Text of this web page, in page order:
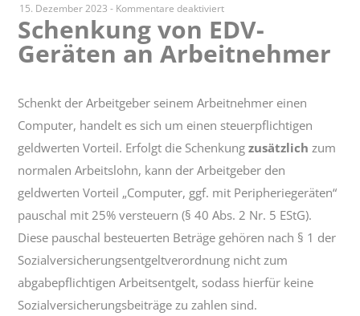
15. Dezember 2023 - Kommentare deaktiviertfür
Schenkung
von
EDV-
an
Arbeitnehmer
Schenkung von EDV-
Geräten an Arbeitnehmer
Schenkt der Arbeitgeber seinem Arbeitnehmer einen
Computer, handelt es sich um einen steuerpflichtigen
geldwerten Vorteil. Erfolgt die Schenkungzusätzlich zum
normalen Arbeitslohn, kann der Arbeitgeber den
geldwerten Vorteil „Computer, ggf. mit Peripheriegeräten“
pauschal mit 25% versteuern (§ 40 Abs. 2 Nr. 5 EStG).
Diese pauschal besteuerten Beträge gehören nach § 1 der
Sozialversicherungsentgeltverordnung nicht zum
abgabepflichtigen Arbeitsentgelt, sodass hierfür keine
Sozialversicherungsbeiträge zu zahlen sind.